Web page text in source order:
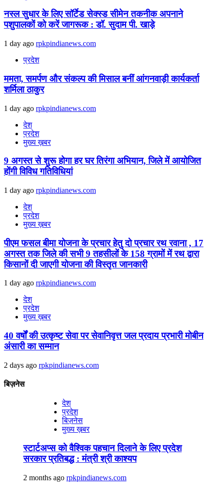
नस्ल सुधार के लिए सॉर्टेड सेक्स्ड सीमेन तकनीक अपनाने
पशुपालकों को करें जागरूक : डॉ. सुदाम पी. खाड़े
1 day ago rpkpindianews.com
प्रदेश
ममता, समर्पण और संकल्प की मिसाल बनीं आंगनवाड़ी कार्यकर्ता
शर्मिला ठाकुर
1 day ago rpkpindianews.com
देश
प्रदेश
मुख्य ख़बर
9 अगस्‍त से शुरू होगा हर घर तिरंगा अभियान, जिले में आयोजित
होंगी विविध गतिविधियां
1 day ago rpkpindianews.com
देश
प्रदेश
मुख्य ख़बर
पीएम फसल बीमा योजना के प्रचार हेतु दो प्रचार रथ रवाना , 17
अगस्त तक जिले की सभी 9 तहसीलों के 158 ग्रामों में रथ द्वारा
किसानों दी जाएगी योजना की विस्तृत जानकारी
1 day ago rpkpindianews.com
देश
प्रदेश
मुख्य ख़बर
40 वर्षों की उत्कृष्ट सेवा पर सेवानिवृत्त जल प्रदाय प्रभारी मोबीन
अंसारी का सम्मान
2 days ago rpkpindianews.com
बिज़नेस
देश
प्रदेश
बिज़नेस
मुख्य ख़बर
स्टार्टअप्स को वैश्विक पहचान दिलाने के लिए प्रदेश
सरकार प्रतिबद्ध : मंत्री श्री काश्यप
2 months ago rpkpindianews.com